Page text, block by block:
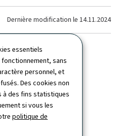
essentiels
sans
personnel, et
Des cookies non
à des fins statistiques
si vous les
politique de
Dernière modification le 14.11.2024
gestion de l'eau